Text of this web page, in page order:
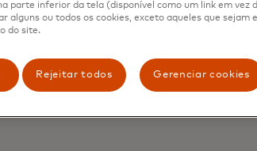
parte inferior da tela (disponível como um link em vez
alguns ou todos os cookies, exceto aqueles que sejam
do site.
Rejeitar todos Gerenciar cookies